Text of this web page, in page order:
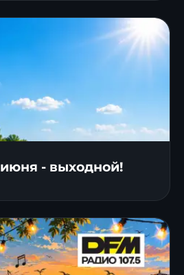
июня - выходной!